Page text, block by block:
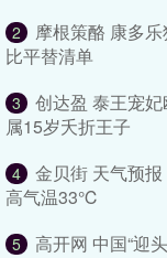
2
摩根策酪 康多
比平替清单
3
创达盈 泰王宠
属15岁夭折王子
4
金贝街 天气预
高气温33℃
5 高开网 中国“迎